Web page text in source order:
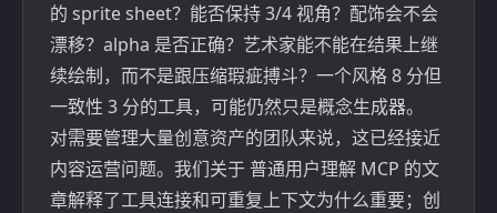
的 sprite sheet？能否保持 3/4 视角？配饰会不会
漂移？alpha 是否正确？艺术家能不能在结果上继
续绘制，而不是跟压缩瑕疵搏斗？一个风格 8 分但
一致性 3 分的工具，可能仍然只是概念生成器。
对需要管理大量创意资产的团队来说，这已经接近
内容运营问题。我们关于 普通用户理解 MCP 的文
章解释了工具连接和可重复上下文为什么重要；创